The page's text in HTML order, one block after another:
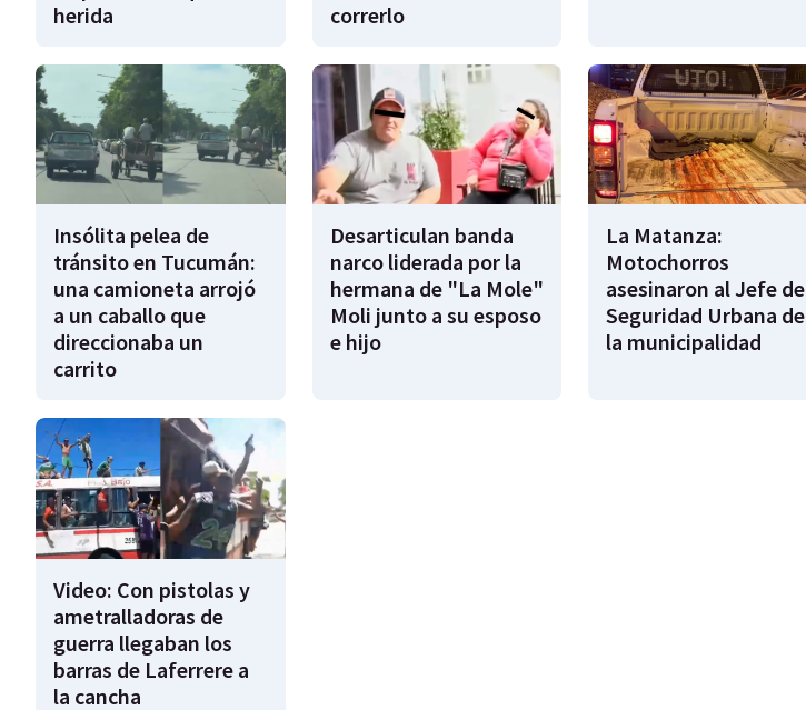
herida
correrlo
Insólita pelea de
tránsito en Tucumán:
una camioneta arrojó
a un caballo que
direccionaba un
carrito
Desarticulan banda
narco liderada por la
hermana de "La Mole"
Moli junto a su esposo
e hijo
La Matanza:
Motochorros
asesinaron al Jefe de
Seguridad Urbana de
la municipalidad
Video: Con pistolas y
ametralladoras de
guerra llegaban los
barras de Laferrere a
la cancha